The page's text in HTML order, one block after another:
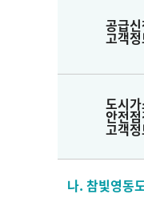
공급신
고객
도시
안전점
고객
나. 참빛영동